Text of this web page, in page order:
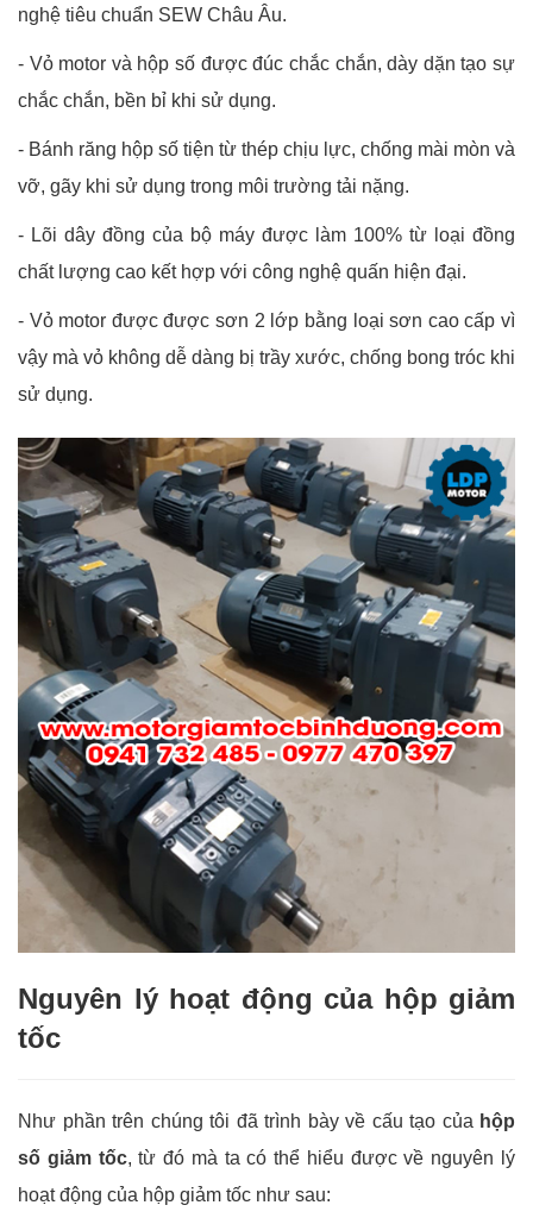
nghệ tiêu chuẩn SEW Châu Âu.
- Vỏ motor và hộp số được đúc chắc chắn, dày dặn tạo sự
chắc chắn, bền bỉ khi sử dụng.
- Bánh răng hộp số tiện từ thép chịu lực, chống mài mòn và
vỡ, gãy khi sử dụng trong môi trường tải nặng.
- Lõi dây đồng của bộ máy được làm 100% từ loại đồng
chất lượng cao kết hợp với công nghệ quấn hiện đại.
- Vỏ motor được được sơn 2 lớp bằng loại sơn cao cấp vì
vậy mà vỏ không dễ dàng bị trầy xước, chống bong tróc khi
sử dụng.
Nguyên lý hoạt động của hộp giảm
tốc
Như phần trên chúng tôi đã trình bày về cấu tạo của hộp
số giảm tốc, từ đó mà ta có thể hiểu được về nguyên lý
hoạt động của hộp giảm tốc như sau: